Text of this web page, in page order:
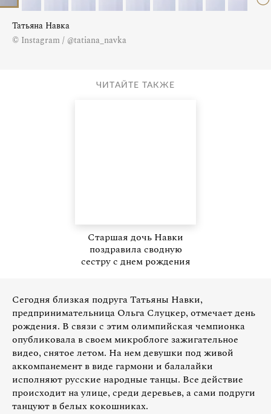
Татьяна Навка
© Instagram / @tatiana_navka
ЧИТАЙТЕ ТАКЖЕ
Старшая дочь Навки
поздравила сводную
сестру с днем рождения
Сегодня близкая подруга Татьяны Навки,
предпринимательница Ольга Слуцкер, отмечает день
рождения. В связи с этим олимпийская чемпионка
опубликовала в своем микроблоге зажигательное
видео, снятое летом. На нем девушки под живой
аккомпанемент в виде гармони и балалайки
исполняют русские народные танцы. Все действие
происходит на улице, среди деревьев, а сами подруги
танцуют в белых кокошниках.